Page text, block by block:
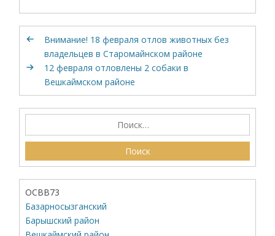
Внимание! 18 февраля отлов животных без
владельцев в Старомайнском районе
12 февраля отловлены 2 собаки в
Вешкаймском районе
ОСВВ73
Базарносызганский
Барышский район